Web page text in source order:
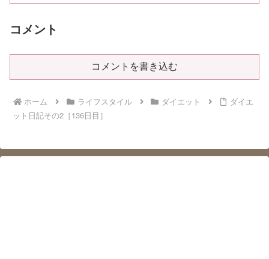
コメント
コメントを書き込む
ホーム ライフスタイル ダイエット
ダイエ
ット日記その2［136日目］